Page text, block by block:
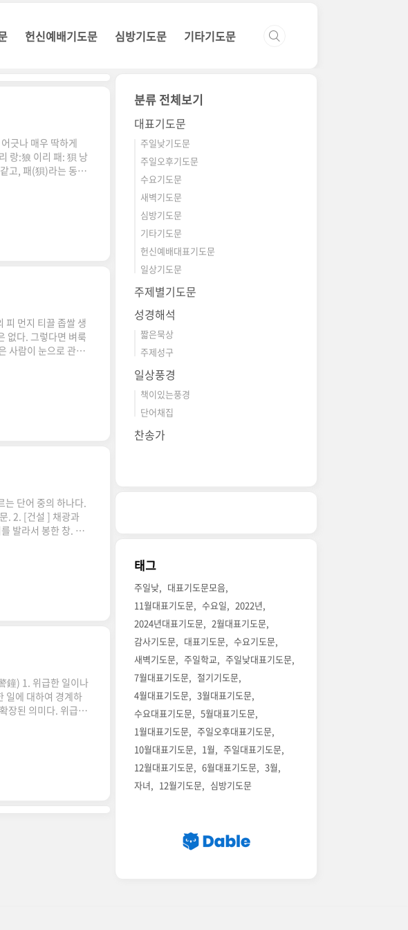
헌신예배기도문 심방기도문 기타기도문
긋나 매우 딱하게
랑:狼 이리 패: 狽 낭
고, 패(狽)라는 동물
있지만 꾀가 부족
나 제대로 뭔가를
피 먼지 티끌 좁쌀 생
없다. 그렇다면 벼룩
사람이 눈으로 관찰
더 작다. 즉 가장
하다.는 치사하고
는 단어 중의 하나다.
. 2. [건설 ] 채광과
발라서 봉한 창. 봉
이 사는 곳이지 일
지면 더욱 어두워
鐘) 1. 위급한 일이나
일에 대하여 경계하
장된 의미다. 위급한
있는 경종의 하나
운전으로 면허 취
분류 전체보기
대표기도문
주일낮기도문
주일오후기도문
수요기도문
새벽기도문
심방기도문
기타기도문
헌신예배대표기도문
일상기도문
주제별기도문
성경해석
짧은묵상
주제성구
일상풍경
책이있는풍경
단어채집
찬송가
태그
주일낮
대표기도문모음
11월대표기도문
수요일
2022년
2024년대표기도문
2월대표기도문
감사기도문
대표기도문
수요기도문
새벽기도문
주일학교
주일낮대표기도문
7월대표기도문
절기기도문
4월대표기도문
3월대표기도문
수요대표기도문
5월대표기도문
1월대표기도문
주일오후대표기도문
10월대표기도문
1월
주일대표기도문
12월대표기도문
6월대표기도문
3월
자녀
12월기도문 심방기도문